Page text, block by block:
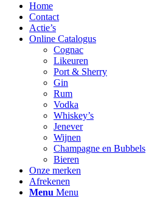
Home
Contact
Actie’s
Online Catalogus
Cognac
Likeuren
Port & Sherry
Gin
Rum
Vodka
Whiskey’s
Jenever
Wijnen
Champagne en Bubbels
Bieren
Onze merken
Afrekenen
Menu Menu